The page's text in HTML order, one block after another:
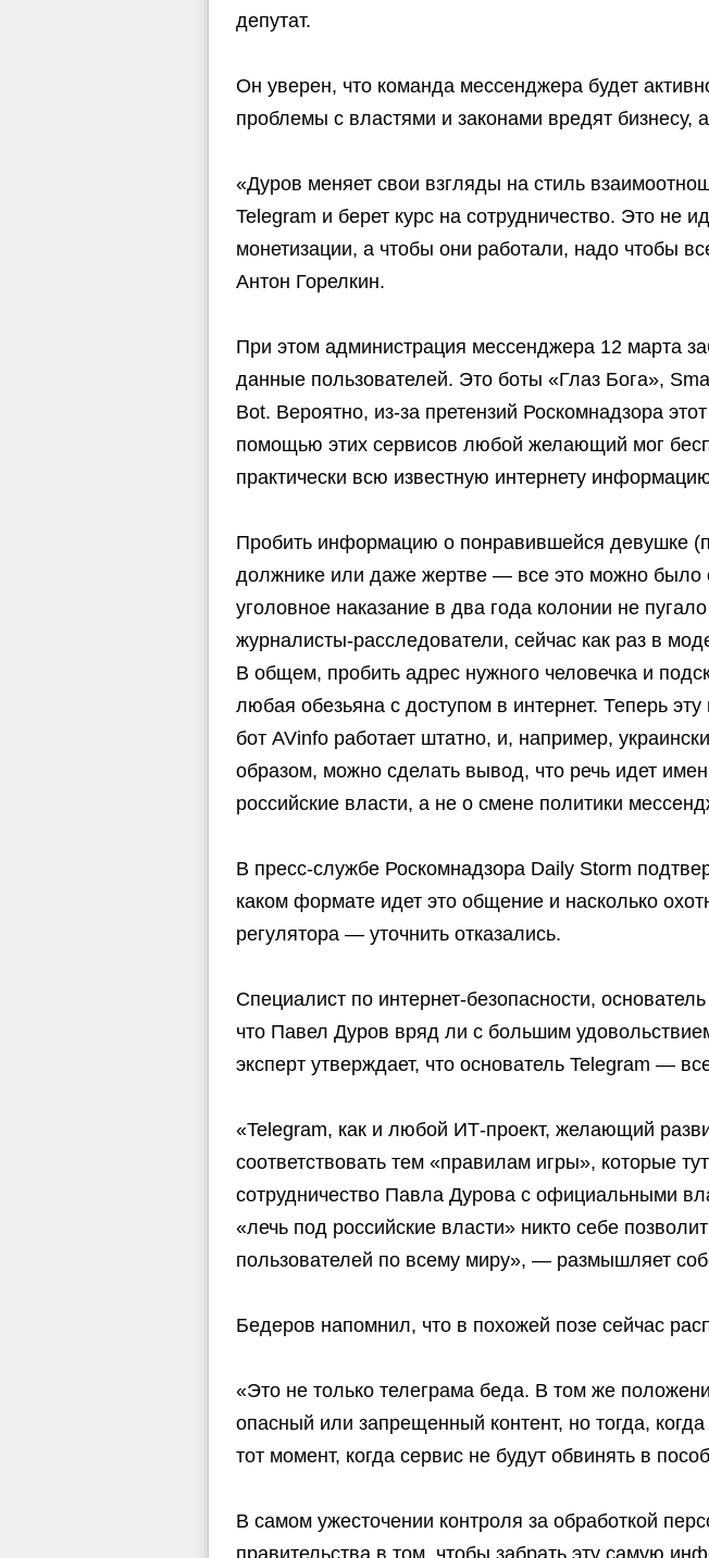
депутат.
Он уверен, что команда мессенджера будет
проблемы с властями и законами вредят
«Дуров меняет свои взгляды на стиль
Telegram и берет курс на сотрудничество. Это не
монетизации, а чтобы они работали, надо чтобы
Антон Горелкин.
При этом администрация мессенджера 12 марта
данные пользователей. Это боты «Глаз Бога»,
Bot. Вероятно, из-за претензий Роскомнадзора
помощью этих сервисов любой желающий мог
практически всю известную интернету
Пробить информацию о понравившейся девушке
должнике или даже жертве — все это можно было
уголовное наказание в два года колонии не
журналисты-расследователи, сейчас как раз в
В общем, пробить адрес нужного человечка и
любая обезьяна с доступом в интернет. Теперь
бот AVinfo работает штатно, и, например,
образом, можно сделать вывод, что речь идет
российские власти, а не о смене политики
В пресс-службе Роскомнадзора Daily Storm
каком формате идет это общение и насколько
регулятора — уточнить отказались.
Специалист по интернет-безопасности,
что Павел Дуров вряд ли с большим
эксперт утверждает, что основатель Telegram —
«Telegram, как и любой ИТ-проект, желающий
соответствовать тем «правилам игры», которые
сотрудничество Павла Дурова с официальными
«лечь под российские власти» никто себе
пользователей по всему миру», — размышляет
Бедеров напомнил, что в похожей позе сейчас
«Это не только телеграма беда. В том же
опасный или запрещенный контент, но тогда,
тот момент, когда сервис не будут обвинять в
В самом ужесточении контроля за обработкой
правительства в том, чтобы забрать эту самую